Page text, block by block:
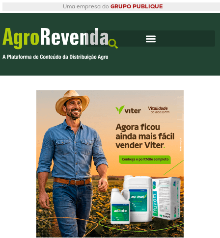
Uma empresa do GRUPO PUBLIQUE